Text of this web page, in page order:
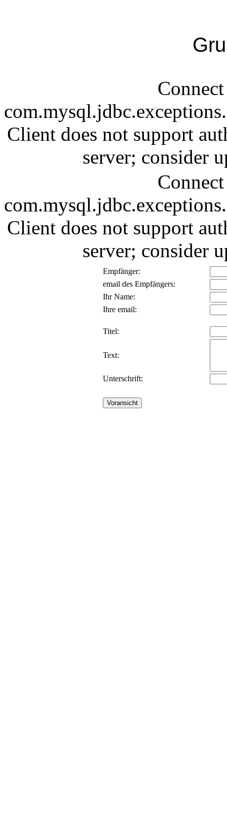
Client does not support
server; consider
Client does not support
server; consider
Empfänger:
email des Empfängers:
Ihr Name:
Ihre email:
Titel:
Text:
Unterschrift: